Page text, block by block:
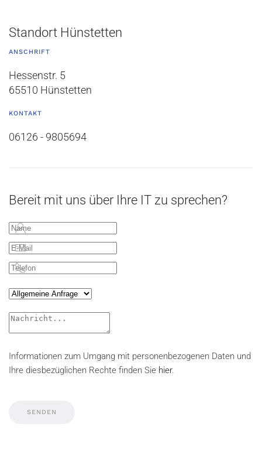
Standort Hünstetten
ANSCHRIFT
Hessenstr. 5
65510 Hünstetten
KONTAKT
06126 - 9805694
Bereit mit uns über Ihre IT zu sprechen?
Informationen zum Umgang mit personenbezogenen Daten und
Ihre diesbezüglichen Rechte finden Sie hier.
SENDEN